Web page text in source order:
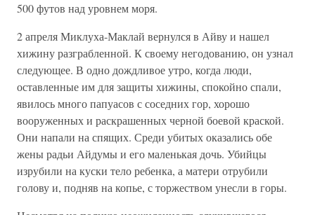
500 футов над уровнем моря.
2 апреля Миклуха-Маклай вернулся в Айву и нашел
хижину разграбленной. К своему негодованию, он узнал
следующее. В одно дождливое утро, когда люди,
оставленные им для защиты хижины, спокойно спали,
явилось много папуасов с соседних гор, хорошо
вооруженных и раскрашенных черной боевой краской.
Они напали на спящих. Среди убитых оказались обе
жены радьи Айдумы и его маленькая дочь. Убийцы
изрубили на куски тело ребенка, а матери отрубили
голову и, подняв на копье, с торжеством унесли в горы.